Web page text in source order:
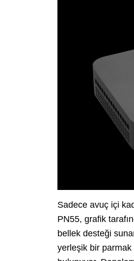
Sadece avuç içi
PN55, grafik
bellek desteği
yerleşik bir